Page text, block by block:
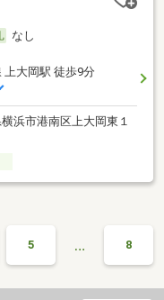
なし
上大岡駅 徒歩9分
浜市港南区上大岡東１
5 … 8